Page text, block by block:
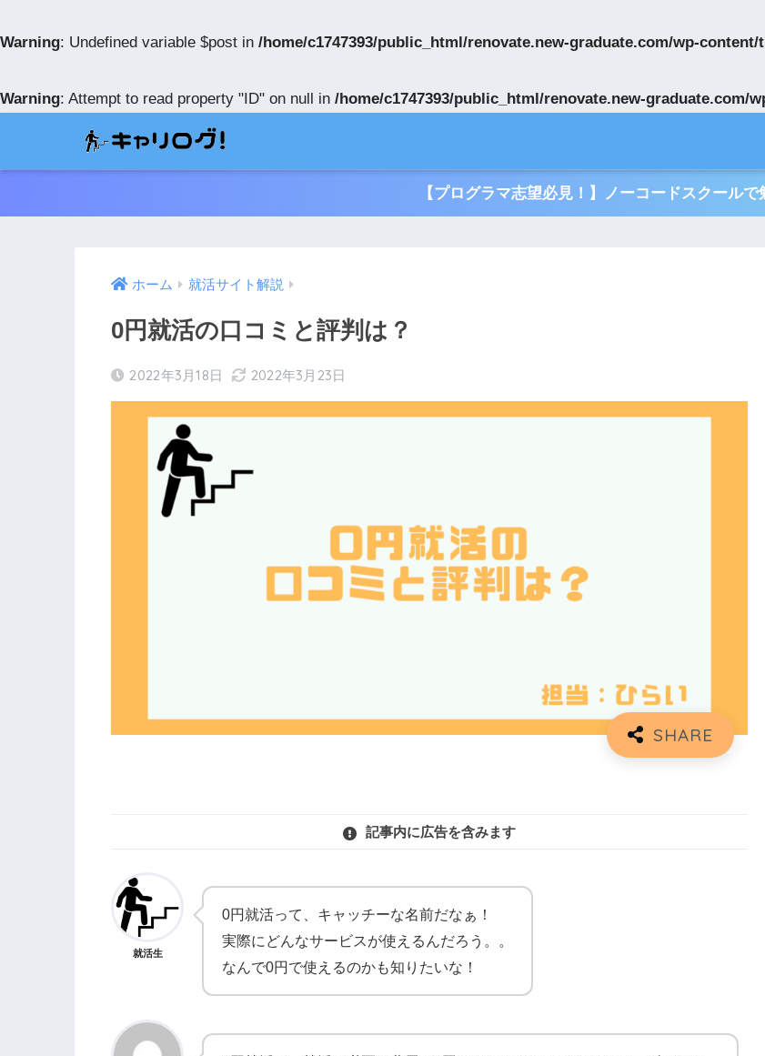
Warning: Undefined variable $post in /home/c1747393/public_html/renovate.new-graduate.com/wp-
Warning: Attempt to read property "ID" on null in /home/c1747393/public_html/renovate.new-
【プログラマ志望必見！】ノーコードスクールで
ホーム 就活サイト解説
0円就活の口コミと評判は？
2022年3月18日 2022年3月23日
記事内に広告を含みます
就活生
0円就活って、キャッチーな名前だなぁ！
実際にどんなサービスが使えるんだろう。。
なんで0円で使えるのかも知りたいな！